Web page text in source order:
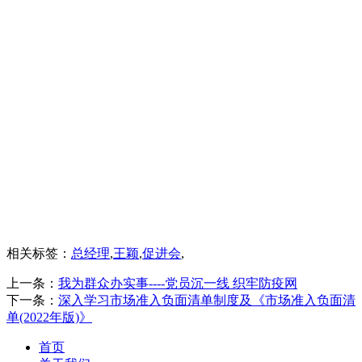
相关标签： 总经理,王颖,促进会,
上一条： 我为群众办实事----党员沉一线 织牢防疫网
下一条： 深入学习市场准入负面清单制度及《市场准入负面清
单(2022年版)》
首页